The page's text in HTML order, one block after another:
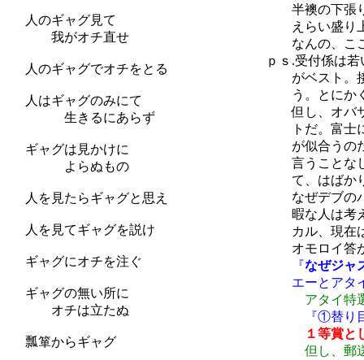
人のギャグ見て
我がオチ直せ
人のギャグでオチをとる
人はギャグのみにて
生きるにあらず
ギャグは見かけに
よらぬもの
人を見たらギャグと思え
人を見てギャグを説け
ギャグにオチを注ぐ
ギャグの無い所に
オチは立たぬ
瓢箪からギャグ
半襖の下張り』公
えらい盛り上がり
なんの、ここだけ
ｐｓ.受付係は若い
がベスト。接待係
う。とにかく女子
但し、オバサンが
トだ。富士には月
が似合うのだ、い
言うことなし。ア
て、はばかり二
なぜデブのバアサ
暇な人は考えなさ
カル、現在はボ
オモロイ答が思い
『なぜジャ
エーとアタイ
アタイ特
『①替
１等賞と
但し、郵